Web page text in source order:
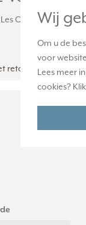
Wij
Om u de
voor
Lees meer
cookies?
Couleurs® Le
retourneerbaar